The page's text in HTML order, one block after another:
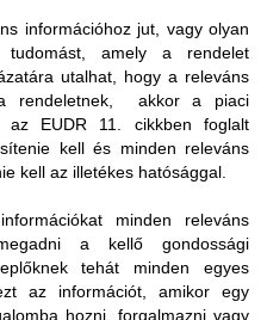
információhoz jut, vagy olyan
tudomást, amely a rendelet
utalhat, hogy a releváns
rendeletnek, akkor a piaci
EUDR 11. cikkben foglalt
kell és minden releváns
kell az illetékes hatósággal.
minden releváns
a kellő gondossági
tehát minden egyes
az információt, amikor egy
hozni, forgalmazni vagy
helymeghatározás tárgyát
az EUDR 2. cikk (27)
meg:
az előállító ország joga által